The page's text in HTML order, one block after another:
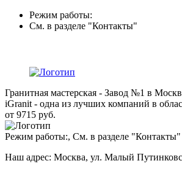
Режим работы:
См. в разделе "Контакты"
Гранитная мастерская - Завод №1 в
iGranit - одна из лучших компаний в
от 9715 руб.
Режим работы:, См. в разделе "Контакты"
Наш адрес: Москва, ул. Малый